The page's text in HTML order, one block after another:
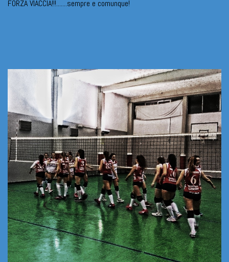
FORZA VIACCIA!!!.......sempre e comunque!